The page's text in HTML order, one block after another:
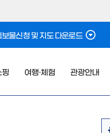
보물신청 및 지도 다운로드
핑 여행·체험 관광안내